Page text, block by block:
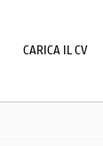
CARICA IL CV